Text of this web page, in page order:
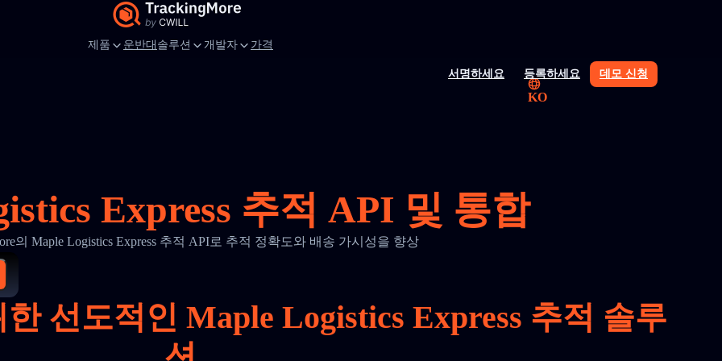
제품 운반대 솔루션 개발자 가격
서명하세요 등록하세요 데모 신청
KO
Express 추적 API 및 통합
의 Maple Logistics Express 추적 API로 추적 정확도와 배송 가시성을 향상
선도적인 Maple Logistics Express 추적 솔루